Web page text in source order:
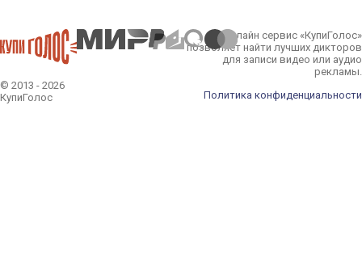
© 2013 - 2026
КупиГолос
Онлайн сервис «КупиГолос»
позволяет найти лучших дикторов
для записи видео или аудио
рекламы.
Политика конфиденциальности